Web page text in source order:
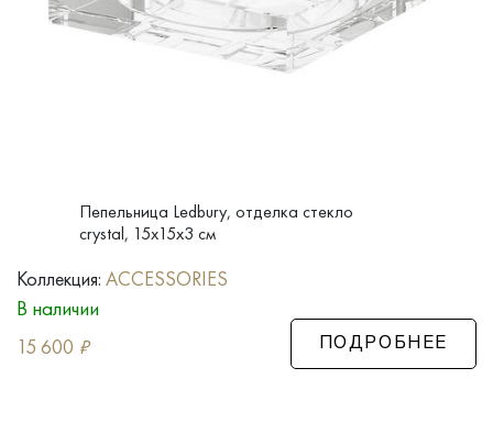
Пепельница Ledbury, отделка стекло
crystal, 15x15x3 см
Коллекция: ACCESSORIES
В наличии
15 600 ₽ ПОДРОБНЕЕ